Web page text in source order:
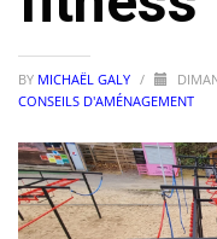
BY MICHAËL GALY /
CONSEILS D'AMÉNAGEMENT